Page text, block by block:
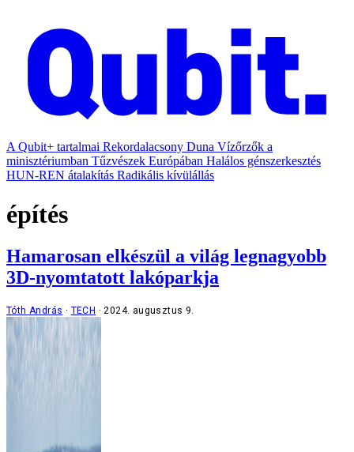
A Qubit+ tartalmai Rekordalacsony Duna Vízőrzők a
minisztériumban Tűzvészek Európában Halálos génszerkesztés
HUN-REN átalakítás Radikális kívülállás
építés
Hamarosan elkészül a világ legnagyobb
3D-nyomtatott lakóparkja
Tóth András TECH 2024. augusztus 9.